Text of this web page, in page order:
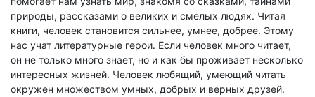
природы, рассказами о великих и смелых людях. Читая
книги, человек становится сильнее, умнее, добрее. Этому
нас учат литературные герои. Если человек много читает,
он не только много знает, но и как бы проживает несколько
интересных жизней. Человек любящий, умеющий читать
окружен множеством умных, добрых и верных друзей.